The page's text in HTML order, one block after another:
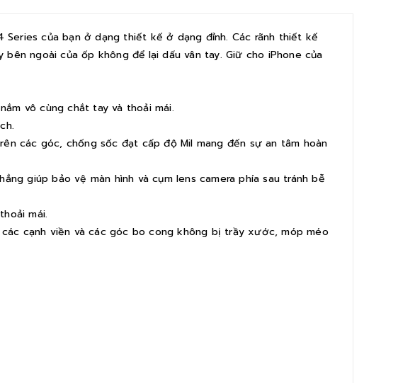
của bạn ở dạng thiết kế ở dạng đỉnh. Các rãnh thiết kế
ngoài của ốp không để lại dấu vân tay. Giữ cho iPhone của
vô cùng chắt tay và thoải mái.
các góc, chống sốc đạt cấp độ Mil mang đến sự an tâm hoàn
giúp bảo vệ màn hình và cụm lens camera phía sau tránh bễ
mái.
cạnh viền và các góc bo cong không bị trầy xước, móp méo